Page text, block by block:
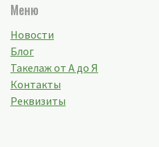
Меню
Новости
Блог
Такелаж от А до Я
Контакты
Реквизиты